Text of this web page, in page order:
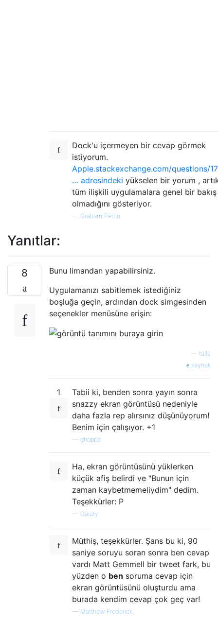
Dock'u içermeyen bir cevap görmek
istiyorum.
Apple.stackexchange.com/questions/
… adresindeki yükselen bir yorum ,
tüm ilişkili uygulamalara genel bir bakış
olmadığını gösteriyor.
— Graham Perrin
Yanıtlar:
8
Bunu limandan yapabilirsiniz.
Uygulamanızı sabitlemek istediğiniz
boşluğa geçin, ardından dock simgesinden
seçenekler menüsüne erişin:
tüllü
kaynak
1
Tabii ki, benden sonra yayın sonra
snazzy ekran görüntüsü nedeniyle
daha fazla rep alırsınız düşünüyorum!
Benim için çalışıyor. +1
ghoppe
Ha, ekran görüntüsünü yüklerken
küçük afiş belirdi ve "Bunun için
zaman kaybetmemeliydim" dedim.
Teşekkürler: P
— Gauzy
Müthiş, teşekkürler. Şans bu ki, 90
saniye soruyu soran sonra ben cevap
vardı Matt Gemmell bir tweet fark, bu
yüzden o ben soruma cevap için
ekran görüntüsünü oluşturdu ama
burada kendim cevap çok geç var!
— Matthew Frederick,